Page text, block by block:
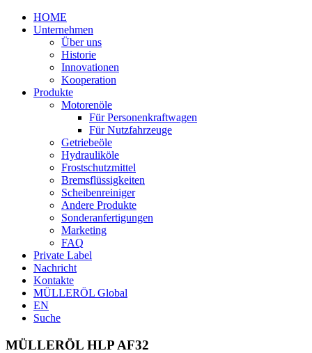
HOME
Unternehmen
Über uns
Historie
Innovationen
Kooperation
Produkte
Motorenöle
Für Personenkraftwagen
Für Nutzfahrzeuge
Getriebeöle
Hydrauliköle
Frostschutzmittel
Bremsflüssigkeiten
Scheibenreiniger
Andere Produkte
Sonderanfertigungen
Marketing
FAQ
Private Label
Nachricht
Kontakte
MÜLLERÖL Global
EN
Suche
MÜLLERÖL HLP AF32